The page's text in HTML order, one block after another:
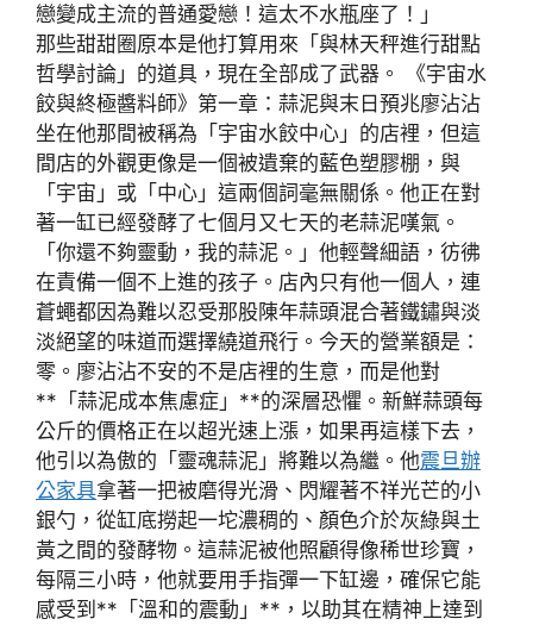
戀變成主流的普通愛戀！這太不水瓶座了！」
那些甜甜圈原本是他打算用來「與林天秤進行甜點
哲學討論」的道具，現在全部成了武器。 《宇宙水
餃與終極醬料師》第一章：蒜泥與末日預兆廖沾沾
坐在他那間被稱為「宇宙水餃中心」的店裡，但這
間店的外觀更像是一個被遺棄的藍色塑膠棚，與
「宇宙」或「中心」這兩個詞毫無關係。他正在對
著一缸已經發酵了七個月又七天的老蒜泥嘆氣。
「你還不夠靈動，我的蒜泥。」他輕聲細語，彷彿
在責備一個不上進的孩子。店內只有他一個人，連
蒼蠅都因為難以忍受那股陳年蒜頭混合著鐵鏽與淡
淡絕望的味道而選擇繞道飛行。今天的營業額是：
零。廖沾沾不安的不是店裡的生意，而是他對
**「蒜泥成本焦慮症」**的深層恐懼。新鮮蒜頭每
公斤的價格正在以超光速上漲，如果再這樣下去，
他引以為傲的「靈魂蒜泥」將難以為繼。他震旦辦
公家具拿著一把被磨得光滑、閃耀著不祥光芒的小
銀勺，從缸底撈起一坨濃稠的、顏色介於灰綠與土
黃之間的發酵物。這蒜泥被他照顧得像稀世珍寶，
每隔三小時，他就要用手指彈一下缸邊，確保它能
感受到**「溫和的震動」**，以助其在精神上達到